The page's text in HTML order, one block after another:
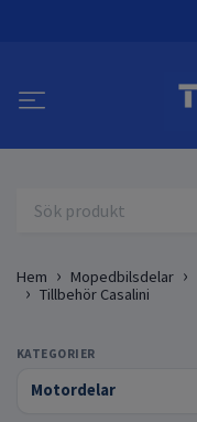
Hem Mopedbilsdelar
Tillbehör Casalini
KATEGORIER
Motordelar